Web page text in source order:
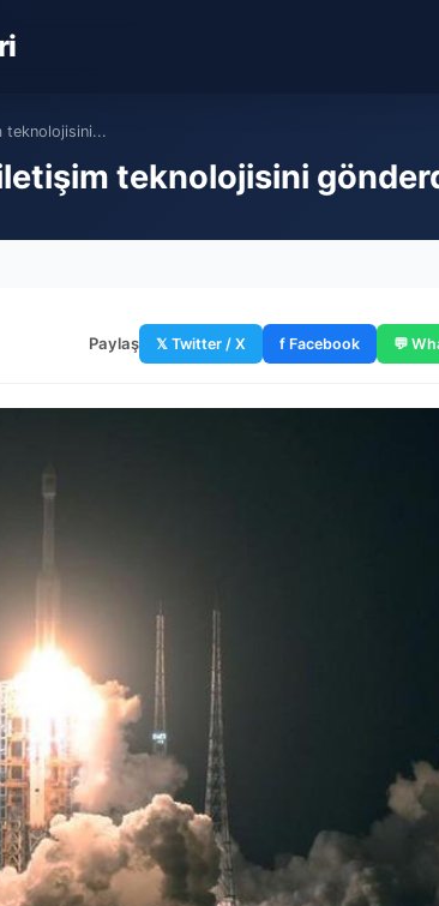
teknolojisini...
teknolojisini
Paylaş 𝕏 Twitter / X f Facebook 💬